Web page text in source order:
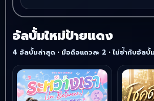
อัลบั้มใหม่ป้ายแดง
4 อัลบั้มล่าสุด • มือถือแถวละ 2 • ไม่ซ้ำกับอัลบั้